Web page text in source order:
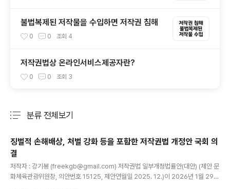
불법복제된 저작물을 수입하면 저작권 침해
0 0 조회 4
저작권법상 온라인서비스제공자란?
0 0 조회 3
분류 전체보기
징벌적 손해배상, 처벌 강화 등을 포함한 저작권법 개정안 국회 의
결
저작자 : 강기봉 (freekgb@gmail.com) 저작권법 일부개정법률안(대안) (제안 문
화체육관광위원장, 의안번호 15125, 제안연월일 2025. 12.)이 2026년 1월 29일